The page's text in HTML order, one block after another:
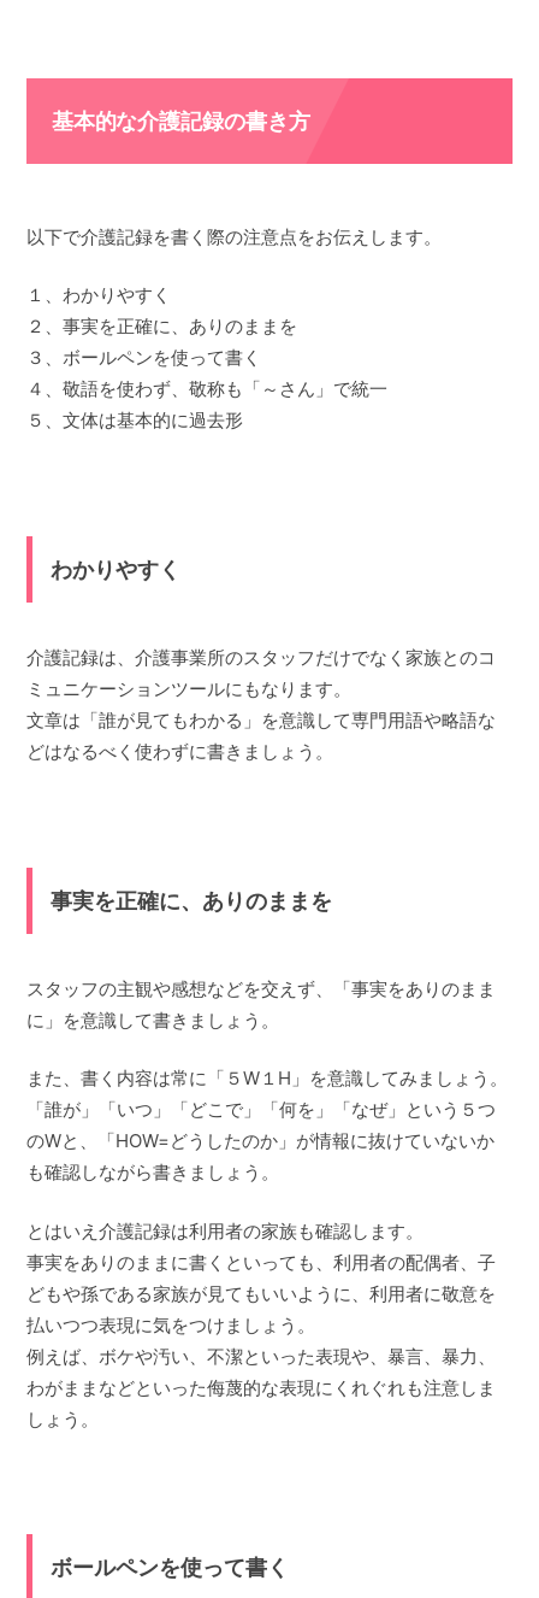
基本的な介護記録の書き方
以下で介護記録を書く際の注意点をお伝えします。
１、わかりやすく
２、事実を正確に、ありのままを
３、ボールペンを使って書く
４、敬語を使わず、敬称も「～さん」で統一
５、文体は基本的に過去形
わかりやすく
介護記録は、介護事業所のスタッフだけでなく家族とのコ
ミュニケーションツールにもなります。
文章は「誰が見てもわかる」を意識して専門用語や略語な
どはなるべく使わずに書きましょう。
事実を正確に、ありのままを
スタッフの主観や感想などを交えず、「事実をありのまま
に」を意識して書きましょう。
また、書く内容は常に「５W１H」を意識してみましょう。
「誰が」「いつ」「どこで」「何を」「なぜ」という５つ
のWと、「HOW=どうしたのか」が情報に抜けていないか
も確認しながら書きましょう。
とはいえ介護記録は利用者の家族も確認します。
事実をありのままに書くといっても、利用者の配偶者、子
どもや孫である家族が見てもいいように、利用者に敬意を
払いつつ表現に気をつけましょう。
例えば、ボケや汚い、不潔といった表現や、暴言、暴力、
わがままなどといった侮蔑的な表現にくれぐれも注意しま
しょう。
ボールペンを使って書く